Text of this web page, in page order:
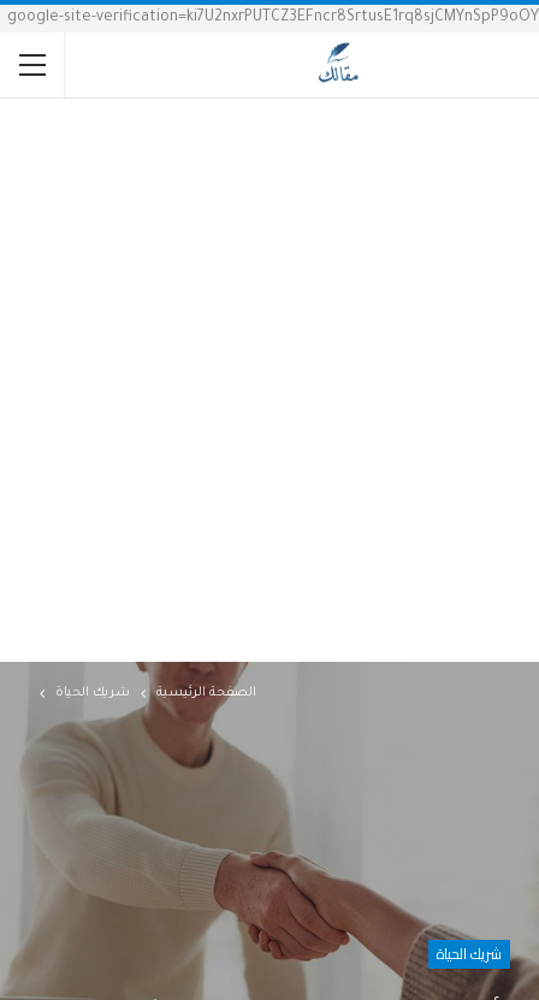
google-site-verification=ki7U2nxrPUTCZ3EFncr8SrtusE1rq8sjCMYnSpP9oOY
الصفحة الرئيسية شريك الحياة
شريك الحياة